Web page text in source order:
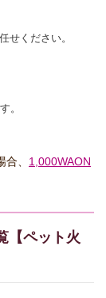
せください。
。
、 1,000WAON
【ペット火